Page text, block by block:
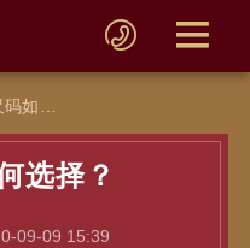
选择？
选择？
09-09 15:39